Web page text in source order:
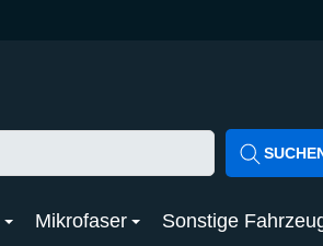
Mikrofaser Sonstige